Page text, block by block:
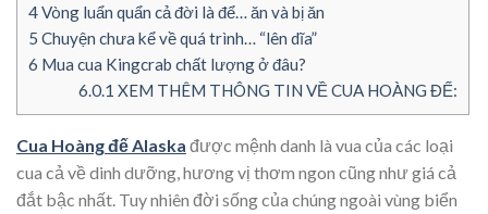
4Vòng luẩn quẩn cả đời là để… ăn và bị ăn
5 Chuyện chưa kể về quá trình… “lên dĩa”
6 Mua cua Kingcrab chất lượng ở đâu?
6.0.1 XEM THÊM THÔNG TIN VỀ CUA HOÀNG ĐẾ:
Cua Hoàng đế Alaska được mệnh danh là vua của các loại
cua cả về dinh dưỡng, hương vị thơm ngon cũng như giá cả
đắt bậc nhất. Tuy nhiên đời sống của chúng ngoài vùng biển